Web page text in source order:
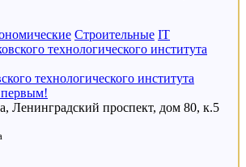
Строительные IT
технологического института
Ленинградский проспект, дом 80, к.5